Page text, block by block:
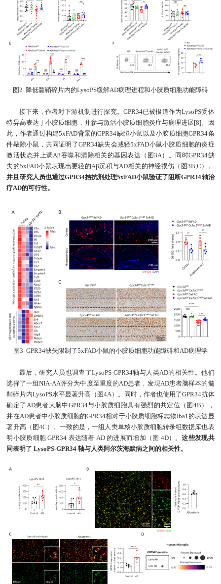
图2 降低髓鞘碎片内的LysoPS缓解AD病理进程和小胶质细胞功能障碍
接下来，作者对下游机制进行探究。GPR34已被报道作为LysoPS受体
特异高表达于小胶质细胞，并参与激活小胶质细胞炎症与病理进展[8]。因
此，作者通过构建5xFAD背景的GPR34缺陷小鼠以及小胶质细胞GPR34条
件敲除小鼠，共同证明了GPR34缺失会减轻5xFAD小鼠小胶质细胞的炎症
激活状态并上调Aβ吞噬和清除相关的基因表达（图3A）。同时GPR34缺
失的5xFAD小鼠表现出更轻的Aβ沉积与AD相关的神经损伤（图3B,C）。
并且研究人员也通过GPR34拮抗剂处理5xFAD小鼠验证了阻断GPR34轴治
疗AD的可行性。
图 3 GPR34缺失限制了5xFAD小鼠的小胶质细胞功能障碍和AD病理学
最后，研究人员也调查了LysoPS-GPR34轴与人类AD的相关性。他们
选择了一组NIA-AA评分为中度至重度的AD患者，发现AD患者脑样本的髓
鞘碎片内LysoPS水平显著升高（图4A）。同时，作者也使用了GPR34抗体
确定了AD患者大脑中GPR34与小胶质细胞具有强烈的共定位（图4B），
并在AD患者中小胶质细胞的GPR34相对于小胶质细胞标志物Iba1的表达显
著升高（图4C）。一致的是，一组人类单核小胶质细胞转录组数据库也表
明小胶质细胞 GPR34 表达随着 AD 的进展而增加（图 4D）。这些发现共
同表明了 LysoPS-GPR34 轴与人类阿尔茨海默病之间的相关性。